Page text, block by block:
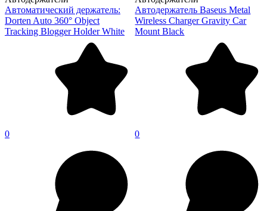
Автоматический держатель:
Dorten Auto 360° Object
Tracking Blogger Holder White
0
Автодержатель Baseus Metal
Wireless Charger Gravity Car
Mount Black
0